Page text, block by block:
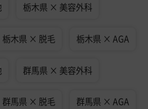
栃木県 × 美容外科
栃木県 × 脱毛 栃木県 × AGA
群馬県 × 美容外科
群馬県 × 脱毛 群馬県 × AGA